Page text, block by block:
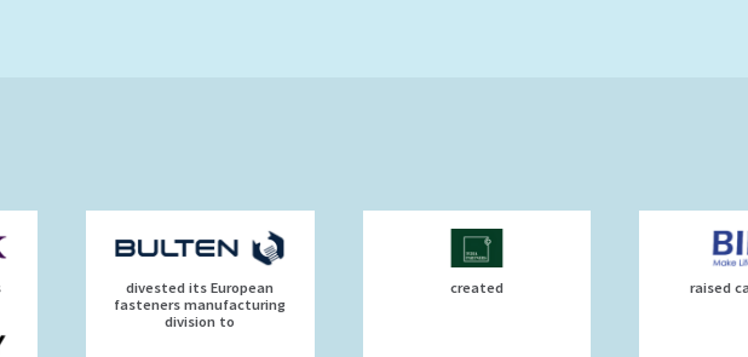
divested its European
fasteners manufacturing
division to
created raised